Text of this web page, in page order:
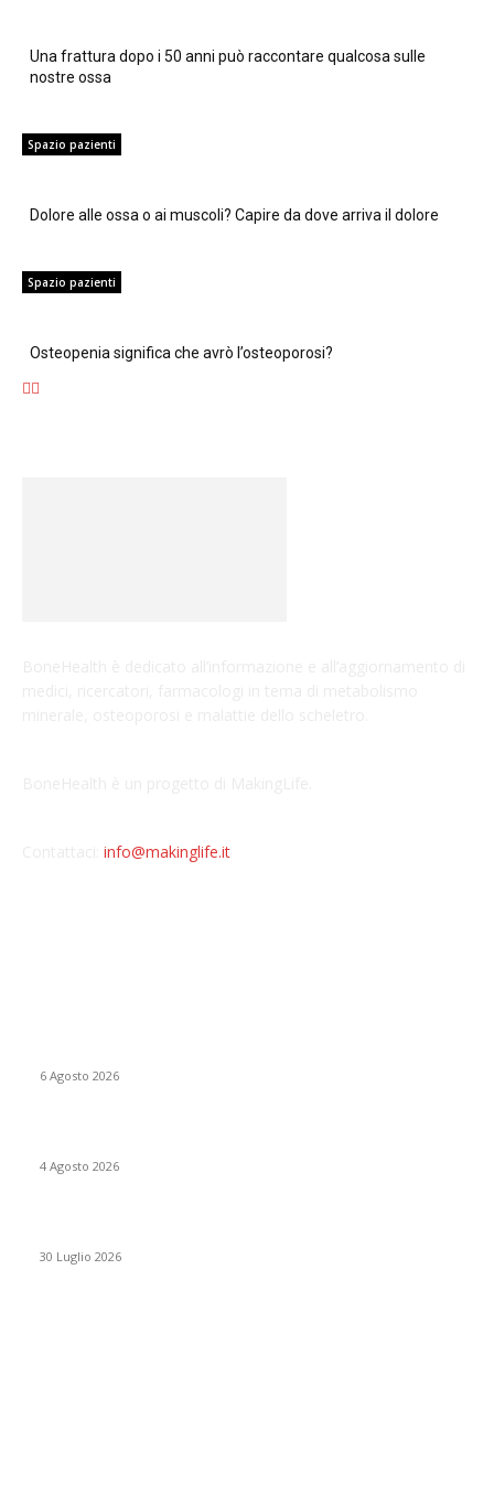
Una frattura dopo i 50 anni può raccontare qualcosa sulle
nostre ossa
Spazio pazienti
Dolore alle ossa o ai muscoli? Capire da dove arriva il dolore
Spazio pazienti
Osteopenia significa che avrò l’osteoporosi?
info@makinglife.it
6 Agosto 2026
4 Agosto 2026
30 Luglio 2026